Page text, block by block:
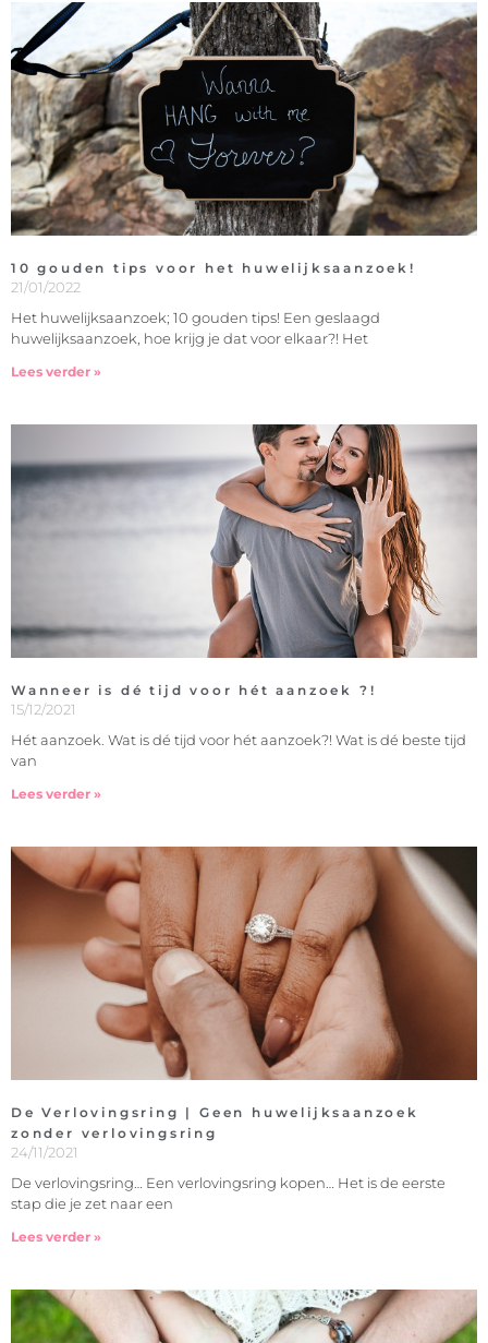
10 gouden tips voor het huwelijksaanzoek!
21/01/2022
Het huwelijksaanzoek; 10 gouden tips! Een geslaagd
huwelijksaanzoek, hoe krijg je dat voor elkaar?! Het
Lees verder »
Wanneer is dé tijd voor hét aanzoek ?!
15/12/2021
Hét aanzoek. Wat is dé tijd voor hét aanzoek?! Wat is dé beste tijd
van
Lees verder »
De Verlovingsring | Geen huwelijksaanzoek
zonder verlovingsring
24/11/2021
De verlovingsring… Een verlovingsring kopen… Het is de eerste
stap die je zet naar een
Lees verder »